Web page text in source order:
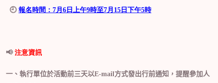
🕘 報名時間： 7 月 6 日上午9時至7 月 15 日下午5時
📢注意資訊
一、 執行單位於活動前三天以E-mail方式發出行前通知，提醒參加人